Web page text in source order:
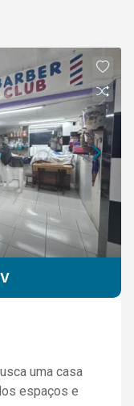
uma casa
espaços e